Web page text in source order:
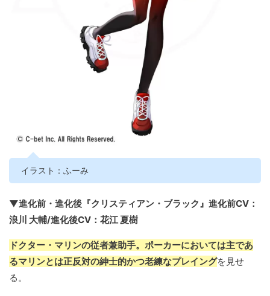
イラスト：ふーみ
▼進化前・進化後『クリスティアン・ブラック』進化前CV：
浪川 大輔/進化後CV：花江 夏樹
ドクター・マリンの従者兼助手。ポーカーにおいては主であ
るマリンとは正反対の紳士的かつ老練なプレイングを見せ
る。